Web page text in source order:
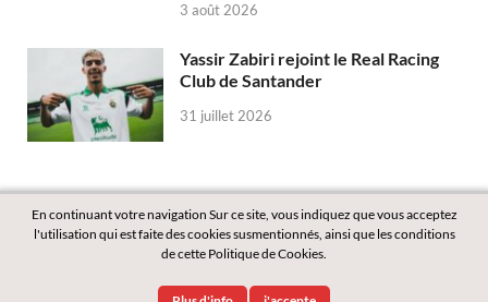
3 août 2026
Yassir Zabiri rejoint le Real Racing
Club de Santander
31 juillet 2026
En continuant votre navigation Sur ce site, vous indiquez que vous acceptez
l'utilisation qui est faite des cookies susmentionnés, ainsi que les conditions
de cette Politique de Cookies.